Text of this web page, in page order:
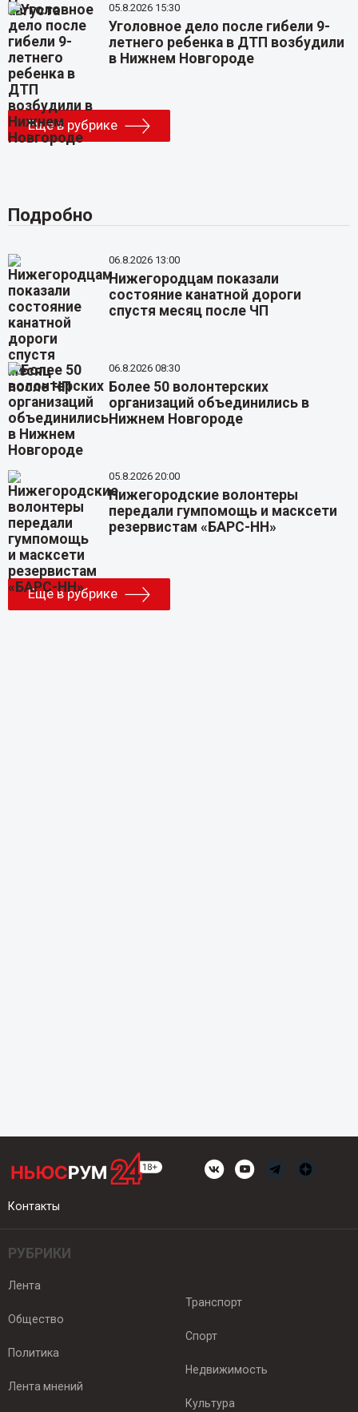
05.8.2026 15:30
Уголовное дело после гибели 9-
летнего ребенка в ДТП возбудили
в Нижнем Новгороде
Еще в рубрике
Подробно
06.8.2026 13:00
Нижегородцам показали
состояние канатной дороги
спустя месяц после ЧП
06.8.2026 08:30
Более 50 волонтерских
организаций объединились в
Нижнем Новгороде
05.8.2026 20:00
Нижегородские волонтеры
передали гумпомощь и масксети
резервистам «БАРС-НН»
Еще в рубрике
Контакты
РУБРИКИ
Лента
Общество
Политика
Лента мнений
Транспорт
Спорт
Недвижимость
Культура